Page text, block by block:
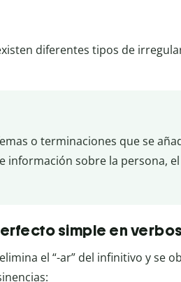
diferentes tipos de
o terminaciones que se
información sobre la persona,
simple en
el “-ar” del infinitivo y se